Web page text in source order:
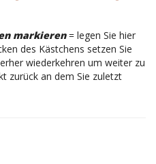
markieren= legen Sie hier
des Kästchens setzen Sie
wiederkehren um weiter zu
zurück an dem Sie zuletzt